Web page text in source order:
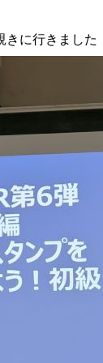
に行きました